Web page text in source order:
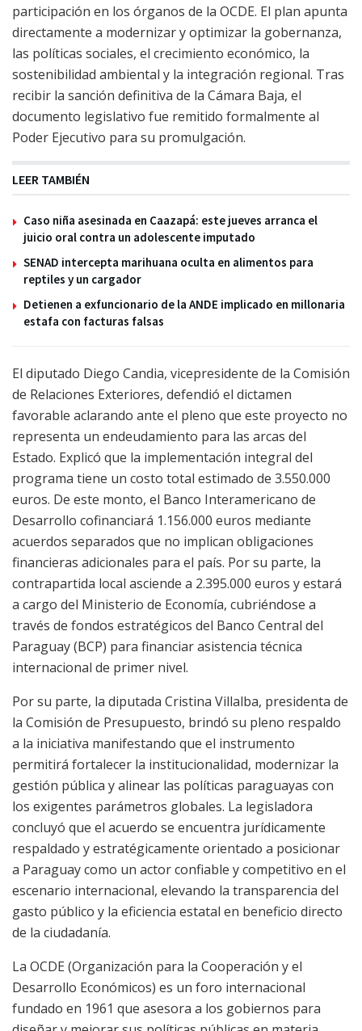
participación en los órganos de la OCDE. El plan apunta
directamente a modernizar y optimizar la gobernanza,
las políticas sociales, el crecimiento económico, la
sostenibilidad ambiental y la integración regional. Tras
recibir la sanción definitiva de la Cámara Baja, el
documento legislativo fue remitido formalmente al
Poder Ejecutivo para su promulgación.
LEER TAMBIÉN
Caso niña asesinada en Caazapá: este jueves arranca el
juicio oral contra un adolescente imputado
SENAD intercepta marihuana oculta en alimentos para
reptiles y un cargador
Detienen a exfuncionario de la ANDE implicado en millonaria
estafa con facturas falsas
El diputado Diego Candia, vicepresidente de la Comisión
de Relaciones Exteriores, defendió el dictamen
favorable aclarando ante el pleno que este proyecto no
representa un endeudamiento para las arcas del
Estado. Explicó que la implementación integral del
programa tiene un costo total estimado de 3.550.000
euros. De este monto, el Banco Interamericano de
Desarrollo cofinanciará 1.156.000 euros mediante
acuerdos separados que no implican obligaciones
financieras adicionales para el país. Por su parte, la
contrapartida local asciende a 2.395.000 euros y estará
a cargo del Ministerio de Economía, cubriéndose a
través de fondos estratégicos del Banco Central del
Paraguay (BCP) para financiar asistencia técnica
internacional de primer nivel.
Por su parte, la diputada Cristina Villalba, presidenta de
la Comisión de Presupuesto, brindó su pleno respaldo
a la iniciativa manifestando que el instrumento
permitirá fortalecer la institucionalidad, modernizar la
gestión pública y alinear las políticas paraguayas con
los exigentes parámetros globales. La legisladora
concluyó que el acuerdo se encuentra jurídicamente
respaldado y estratégicamente orientado a posicionar
a Paraguay como un actor confiable y competitivo en el
escenario internacional, elevando la transparencia del
gasto público y la eficiencia estatal en beneficio directo
de la ciudadanía.
La OCDE (Organización para la Cooperación y el
Desarrollo Económicos) es un foro internacional
fundado en 1961 que asesora a los gobiernos para